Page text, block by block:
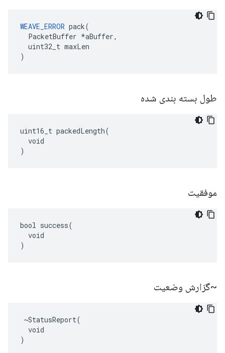
WEAVE_ERROR pack(
  PacketBuffer *aBuffer,
  uint32_t maxLen
)
طول بسته بندی شده
uint16_t packedLength(
  void
)
موفقیت
bool success(
  void
)
~گزارش وضعیت
~StatusReport(
  void
)